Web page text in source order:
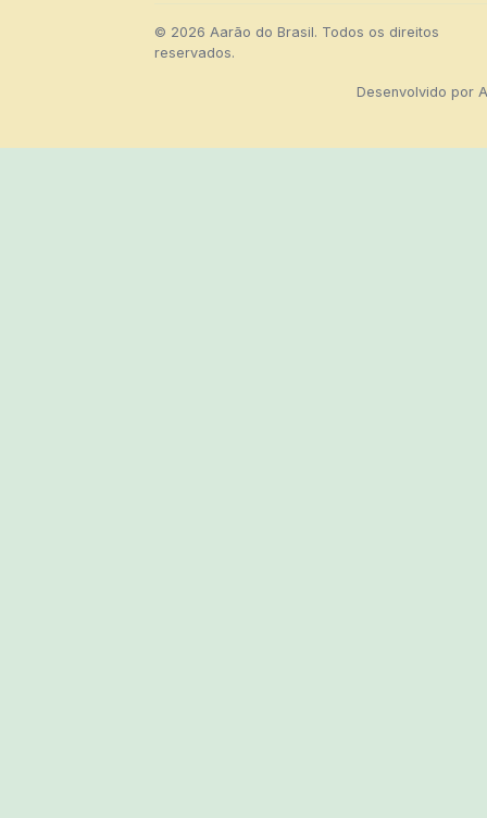
© 2026 Aarão do Brasil. Todos os direitos
reservados.
Desenvolvido por